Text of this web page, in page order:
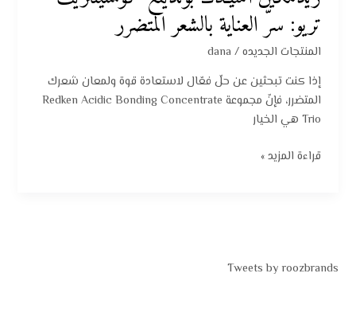
تريو: سرّ العناية بالشعر المتضرر
المنتجات الجديده/
dana
إذا كنت تبحثين عن حلّ فعّال لاستعادة قوة ولمعان شعرك
المتضرر، فإنّ مجموعة Redken Acidic Bonding Concentrate
Trio هي الخيار
قراءة المزيد »
Tweets by roozbrands